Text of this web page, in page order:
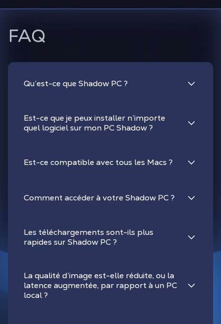
FAQ
Qu’est-ce que Shadow PC ?
Est-ce que je peux installer n’importe
quel logiciel sur mon PC Shadow ?
Est-ce compatible avec tous les Macs ?
Comment accéder à votre Shadow PC ?
Les téléchargements sont-ils plus
rapides sur Shadow PC ?
La qualité d’image est-elle réduite, ou la
latence augmentée, par rapport à un PC
local ?